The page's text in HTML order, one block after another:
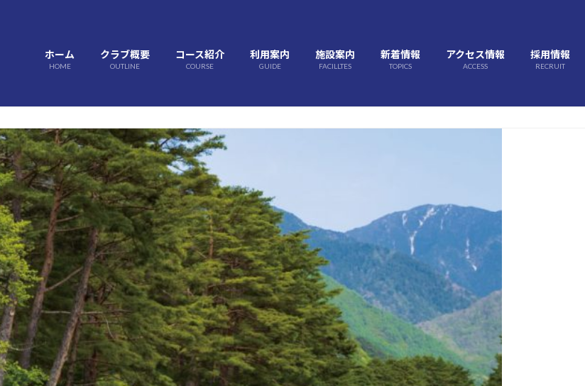
ホーム
HOME
クラブ概要
OUTLINE
コース紹介
COURSE
利用案内
GUIDE
施設案内
FACILLTES
新着情報
TOPICS
アクセス情報
ACCESS
採用情報
RECRUIT